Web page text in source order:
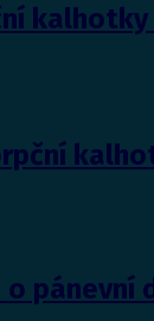
o pánevní